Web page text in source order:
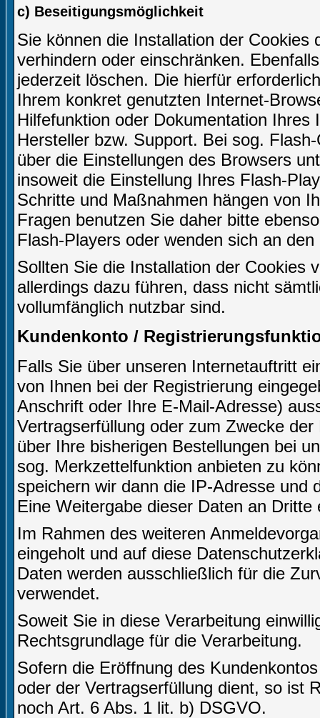
c) Beseitigungsmöglichkeit
Sie können die Installation der
verhindern oder einschränken.
jederzeit löschen. Die hierfür
Ihrem konkret genutzten Internet-
Hilfefunktion oder Dokumentation
Hersteller bzw. Support. Bei sog.
über die Einstellungen des Browsers
insoweit die Einstellung Ihres Flash-
Schritte und Maßnahmen hängen von
Fragen benutzen Sie daher bitte
Flash-Players oder wenden sich an
Sollten Sie die Installation der Cookies
allerdings dazu führen, dass nicht
vollumfänglich nutzbar sind.
Kundenkonto /
Falls Sie über unseren Internetauftritt
von Ihnen bei der Registrierung
Anschrift oder Ihre E-Mail-Adresse)
Vertragserfüllung oder zum Zwecke
über Ihre bisherigen Bestellungen bei
sog. Merkzettelfunktion anbieten zu
speichern wir dann die IP-Adresse und
Eine Weitergabe dieser Daten an
Im Rahmen des weiteren
eingeholt und auf diese
Daten werden ausschließlich für die
verwendet.
Soweit Sie in diese Verarbeitung
Rechtsgrundlage für die Verarbeitung.
Sofern die Eröffnung des
oder der Vertragserfüllung dient, so ist
noch Art. 6 Abs. 1 lit. b) DSGVO.